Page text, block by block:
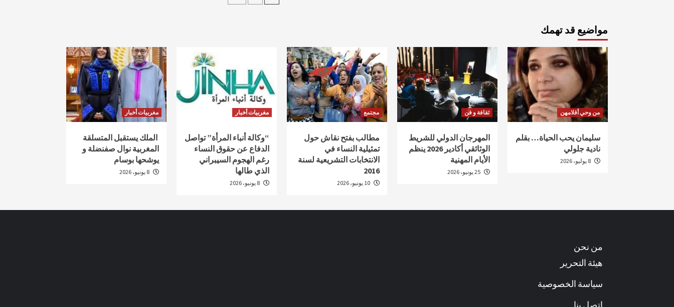
مواضيع قد تهمك
من وحي أقلامهن
سليمان يحب الحياة… بقلم
نادية جلولي
ثقافة و فن
المهرجان الدولي للشريط
الوثائقي أكادير 2026 ينظم
الأيام المهنية
مجتمع
مطالب بفتح نقاش حول
تمثيلية النساء في
الانتخابات التشريعية لسنة
2016
مغربيات أخبار
“وكالة أنباء المرأة” تواصل
الدفاع عن حقوق النساء
رغم الهجوم السيبراني
الذي طالها
مغربيات أخبار
الملك يستقبل المتسلقة
المغربية نوال صفنضلة و
يوشحها بوسام
من نحن
هيئة التحرير
سياسة الخصوصية
اتصل بنا